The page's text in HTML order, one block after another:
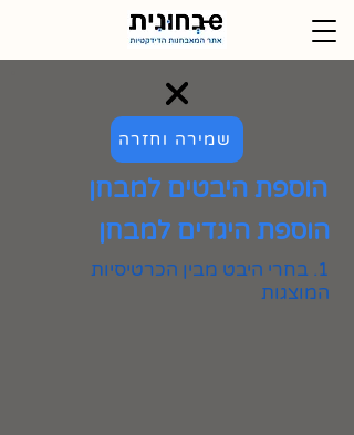
שמירה וחזרה
הוספת היבטים למבחן
הוספת היגדים למבחן
1. בחרי היבט מבין הכרטיסיות
המוצגות